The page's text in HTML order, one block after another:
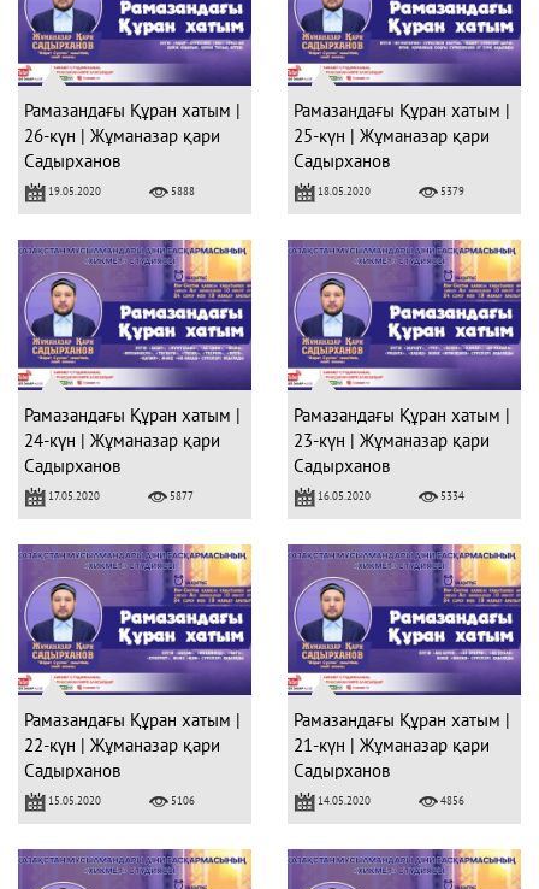
Рамазандағы Құран хатым |
26-күн | Жұманазар қари
Садырханов
19.05.2020 5888
Рамазандағы Құран хатым |
25-күн | Жұманазар қари
Садырханов
18.05.2020 5379
Рамазандағы Құран хатым |
24-күн | Жұманазар қари
Садырханов
17.05.2020 5877
Рамазандағы Құран хатым |
23-күн | Жұманазар қари
Садырханов
16.05.2020 5334
Рамазандағы Құран хатым |
22-күн | Жұманазар қари
Садырханов
15.05.2020 5106
Рамазандағы Құран хатым |
21-күн | Жұманазар қари
Садырханов
14.05.2020 4856